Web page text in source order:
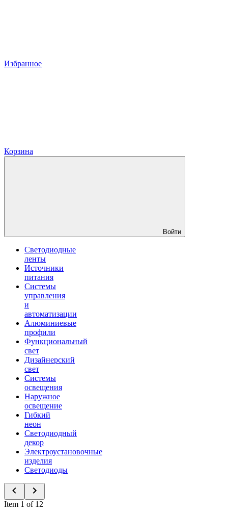
Избранное
Корзина
Войти
Светодиодные
ленты
Источники
питания
Системы
управления
и
автоматизации
Алюминиевые
профили
Функциональный
свет
Дизайнерский
свет
Системы
освещения
Наружное
освещение
Гибкий
неон
Светодиодный
декор
Электроустановочные
изделия
Светодиоды
Item 1 of 12